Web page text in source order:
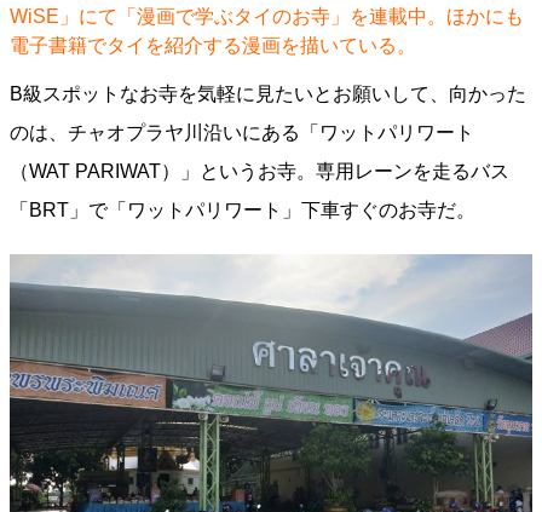
WiSE」にて「漫画で学ぶタイのお寺」を連載中。ほかにも
電子書籍でタイを紹介する漫画を描いている。
B級スポットなお寺を気軽に見たいとお願いして、向かった
のは、チャオプラヤ川沿いにある「ワットパリワート
（WAT PARIWAT）」というお寺。専用レーンを走るバス
「BRT」で「ワットパリワート」下車すぐのお寺だ。